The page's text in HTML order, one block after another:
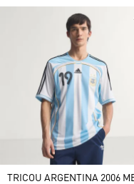
TRICOU ARGENTINA 2006